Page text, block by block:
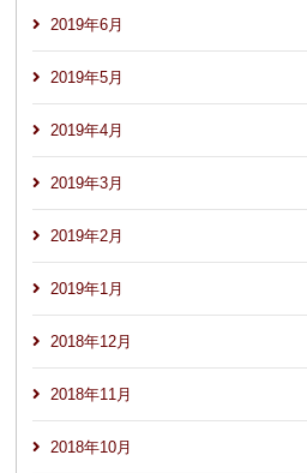
2019年6月
2019年5月
2019年4月
2019年3月
2019年2月
2019年1月
2018年12月
2018年11月
2018年10月